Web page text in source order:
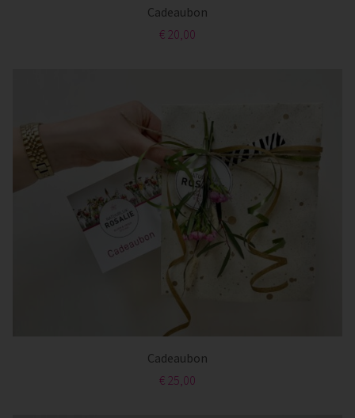
Cadeaubon
€ 20,00
Cadeaubon
€ 25,00